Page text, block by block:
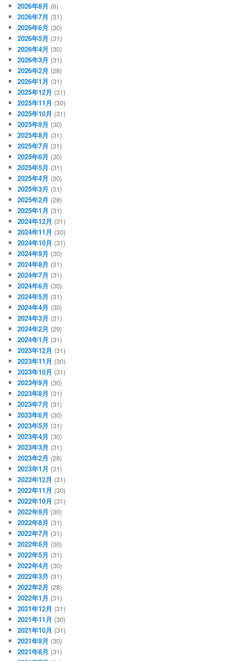
2026年8月 (6)
2026年7月 (31)
2026年6月 (30)
2026年5月 (31)
2026年4月 (30)
2026年3月 (31)
2026年2月 (28)
2026年1月 (31)
2025年12月 (31)
2025年11月 (30)
2025年10月 (31)
2025年9月 (30)
2025年8月 (31)
2025年7月 (31)
2025年6月 (30)
2025年5月 (31)
2025年4月 (30)
2025年3月 (31)
2025年2月 (28)
2025年1月 (31)
2024年12月 (31)
2024年11月 (30)
2024年10月 (31)
2024年9月 (30)
2024年8月 (31)
2024年7月 (31)
2024年6月 (30)
2024年5月 (31)
2024年4月 (30)
2024年3月 (31)
2024年2月 (29)
2024年1月 (31)
2023年12月 (31)
2023年11月 (30)
2023年10月 (31)
2023年9月 (30)
2023年8月 (31)
2023年7月 (31)
2023年6月 (30)
2023年5月 (31)
2023年4月 (30)
2023年3月 (31)
2023年2月 (28)
2023年1月 (31)
2022年12月 (31)
2022年11月 (30)
2022年10月 (31)
2022年9月 (30)
2022年8月 (31)
2022年7月 (31)
2022年6月 (30)
2022年5月 (31)
2022年4月 (30)
2022年3月 (31)
2022年2月 (28)
2022年1月 (31)
2021年12月 (31)
2021年11月 (30)
2021年10月 (31)
2021年9月 (30)
2021年8月 (31)